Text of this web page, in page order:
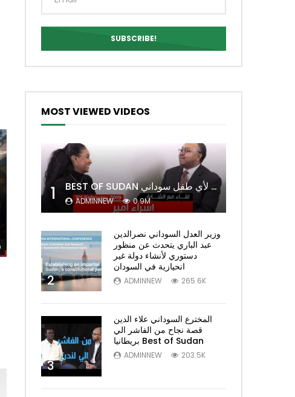
Watch Later
MOST VIEWED VIDEOS
1 BEST OF SUDAN اسراء أمير أشهر شابة سودانية ببريطانيا تحلم بان يكون التعليم مجانا لأي طفل سوداني
ADMINNEW 0.9M
2
وزير العدل السوداني نصرالدين
عبد الباري يتحدث عن منظور
دستوري لأنشاء دولة غير
انحيازية في السودان
ADMINNEW 265.6K
3
المخترع السوداني علاء الدين
قصة نجاح من الفاشر الي
بريطانيا Best of Sudan
ADMINNEW 203.5K